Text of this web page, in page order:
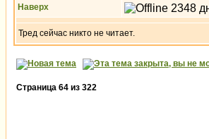
Наверх
Тред сейчас никто не читает.
Страница 64 из 322